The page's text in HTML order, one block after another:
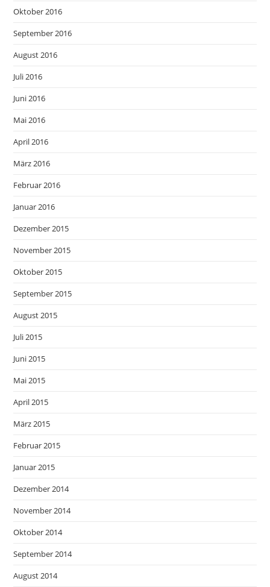
Oktober 2016
September 2016
August 2016
Juli 2016
Juni 2016
Mai 2016
April 2016
März 2016
Februar 2016
Januar 2016
Dezember 2015
November 2015
Oktober 2015
September 2015
August 2015
Juli 2015
Juni 2015
Mai 2015
April 2015
März 2015
Februar 2015
Januar 2015
Dezember 2014
November 2014
Oktober 2014
September 2014
August 2014